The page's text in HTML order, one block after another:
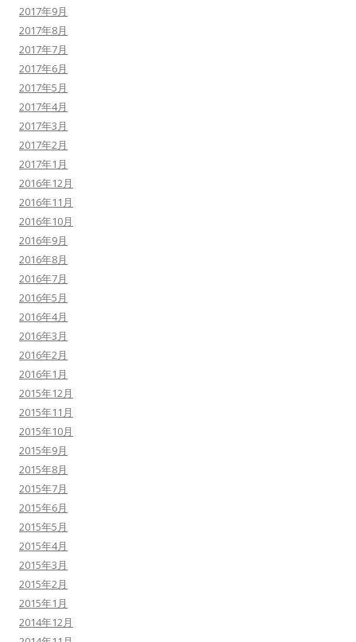
2017年9月
2017年8月
2017年7月
2017年6月
2017年5月
2017年4月
2017年3月
2017年2月
2017年1月
2016年12月
2016年11月
2016年10月
2016年9月
2016年8月
2016年7月
2016年5月
2016年4月
2016年3月
2016年2月
2016年1月
2015年12月
2015年11月
2015年10月
2015年9月
2015年8月
2015年7月
2015年6月
2015年5月
2015年4月
2015年3月
2015年2月
2015年1月
2014年12月